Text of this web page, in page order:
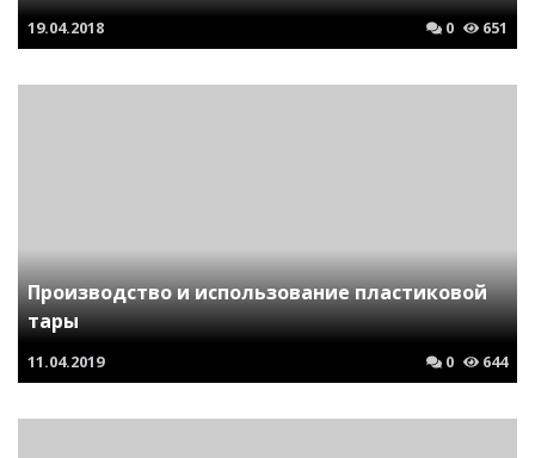
19.04.2018 0 651
Производство и использование пластиковой
тары
11.04.2019 0 644